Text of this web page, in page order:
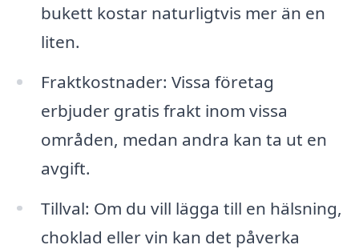
bukett kostar naturligtvis mer än en
liten.
Fraktkostnader: Vissa företag
erbjuder gratis frakt inom vissa
områden, medan andra kan ta ut en
avgift.
Tillval: Om du vill lägga till en hälsning,
choklad eller vin kan det påverka